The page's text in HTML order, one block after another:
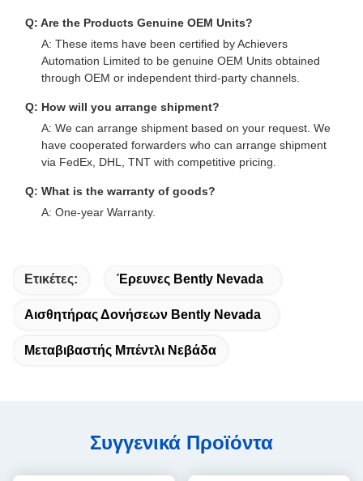
Q: Are the Products Genuine OEM Units?
A: These items have been certified by Achievers
Automation Limited to be genuine OEM Units obtained
through OEM or independent third-party channels.
Q: How will you arrange shipment?
A: We can arrange shipment based on your request. We
have cooperated forwarders who can arrange shipment
via FedEx, DHL, TNT with competitive pricing.
Q: What is the warranty of goods?
A: One-year Warranty.
Ετικέτες: Έρευνες Bently Nevada
Αισθητήρας Δονήσεων Bently Nevada
Μεταβιβαστής Μπέντλι Νεβάδα
Συγγενικά Προϊόντα